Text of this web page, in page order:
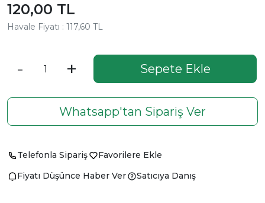
120,00 TL
Havale Fiyatı : 117,60 TL
- + Sepete Ekle
Whatsapp'tan Sipariş Ver
Telefonla Sipariş
Favorilere Ekle
Fiyatı Düşünce Haber Ver
Satıcıya Danış